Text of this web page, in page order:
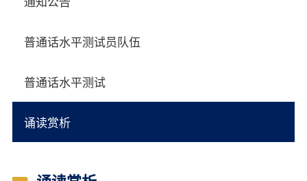
通知公告
普通话水平测试员队伍
普通话水平测试
诵读赏析